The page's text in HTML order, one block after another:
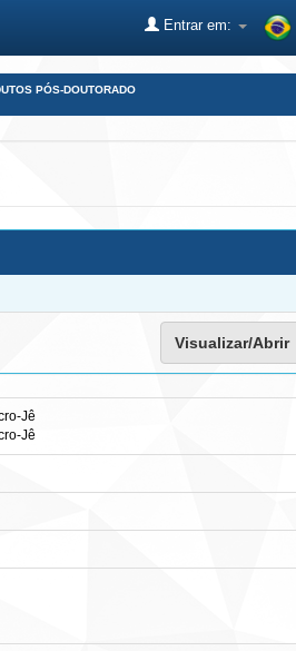
Entrar em:
PÓS-DOUTORADO
Visualizar/Abrir
Jê
Jê